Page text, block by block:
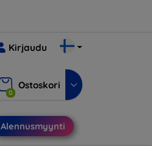
Kirjaudu
0
Ostoskori
Alennusmyynti